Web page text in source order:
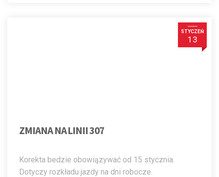
STYCZEŃ
13
ZMIANA NA LINII 307
Korekta bedzie obowiązywać od 15 stycznia.
Dotyczy rozkładu jazdy na dni robocze.